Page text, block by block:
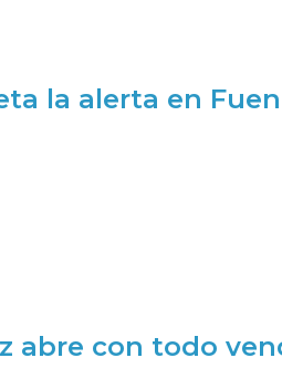
la alerta en
abre con todo